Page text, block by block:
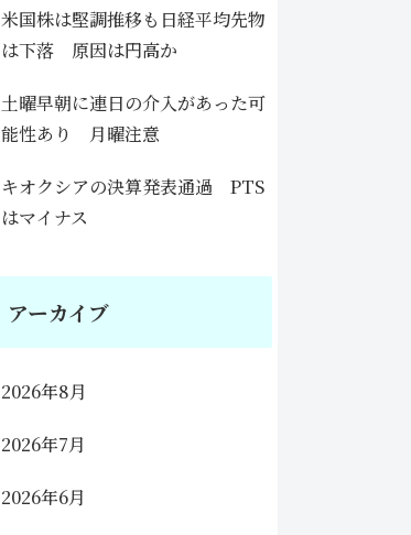
米国株は堅調推移も日経平均先物
は下落 原因は円高か
土曜早朝に連日の介入があった可
能性あり 月曜注意
キオクシアの決算発表通過 PTS
はマイナス
アーカイブ
2026年8月
2026年7月
2026年6月